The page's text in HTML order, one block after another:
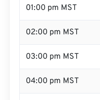
01:00 pm MST
02:00 pm MST
03:00 pm MST
04:00 pm MST